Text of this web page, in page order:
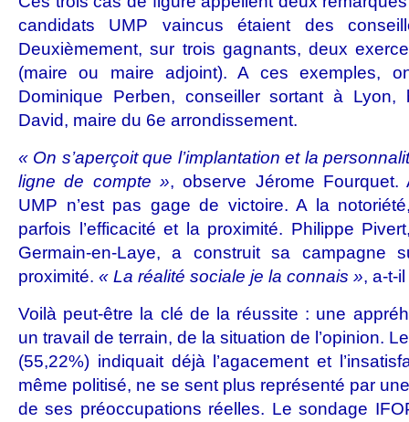
candidats UMP vaincus étaient des
Deuxièmement, sur trois gagnants, deux
(maire ou maire adjoint). A ces exemples,
Dominique Perben, conseiller sortant à Lyon,
David, maire du 6e arrondissement.
« On s’aperçoit que l’implantation et la
ligne de compte », observe Jérome Fourquet.
UMP n’est pas gage de victoire. A la
parfois l’efficacité et la proximité. Philippe
Germain-en-Laye, a construit sa campagne
proximité. « La réalité sociale je la connais », a-t-
Voilà peut-être la clé de la réussite : une
un travail de terrain, de la situation de l’opinion.
(55,22%) indiquait déjà l’agacement et
même politisé, ne se sent plus représenté par
de ses préoccupations réelles. Le sondage